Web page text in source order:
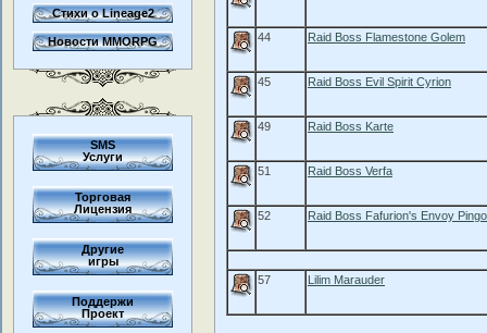
Стихи о Lineage2
Новости MMORPG
SMS
Услуги
Торговая
Лицензия
Другие
игры
Поддержи
Проект
44 Raid Boss Flamestone Golem
45 Raid Boss Evil Spirit Cyrion
49 Raid Boss Karte
51 Raid Boss Verfa
52 Raid Boss Fafurion's Envoy
57 Lilim Marauder